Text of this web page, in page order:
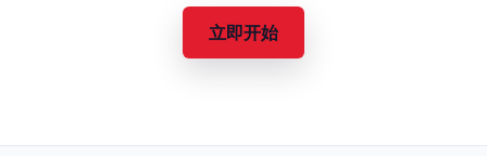
立即开始